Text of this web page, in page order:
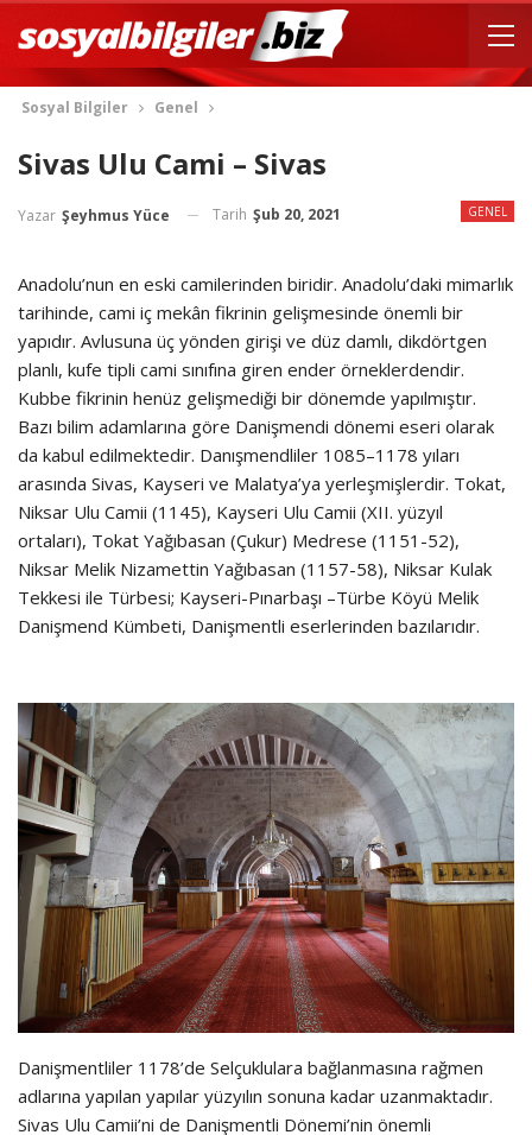
Sosyal Bilgiler Genel
Sivas Ulu Cami – Sivas
GENEL
Yazar Şeyhmus Yüce Tarih Şub 20, 2021
Anadolu’nun en eski camilerinden biridir. Anadolu’daki mimarlık
tarihinde, cami iç mekân fikrinin gelişmesinde önemli bir
yapıdır. Avlusuna üç yönden girişi ve düz damlı, dikdörtgen
planlı, kufe tipli cami sınıfına giren ender örneklerdendir.
Kubbe fikrinin henüz gelişmediği bir dönemde yapılmıştır.
Bazı bilim adamlarına göre Danişmendi dönemi eseri olarak
da kabul edilmektedir. Danışmendliler 1085–1178 yıları
arasında Sivas, Kayseri ve Malatya’ya yerleşmişlerdir. Tokat,
Niksar Ulu Camii (1145), Kayseri Ulu Camii (XII. yüzyıl
ortaları), Tokat Yağıbasan (Çukur) Medrese (1151-52),
Niksar Melik Nizamettin Yağıbasan (1157-58), Niksar Kulak
Tekkesi ile Türbesi; Kayseri-Pınarbaşı –Türbe Köyü Melik
Danişmend Kümbeti, Danişmentli eserlerinden bazılarıdır.
Danişmentliler 1178’de Selçuklulara bağlanmasına rağmen
adlarına yapılan yapılar yüzyılın sonuna kadar uzanmaktadır.
Sivas Ulu Camii’ni de Danişmentli Dönemi’nin önemli